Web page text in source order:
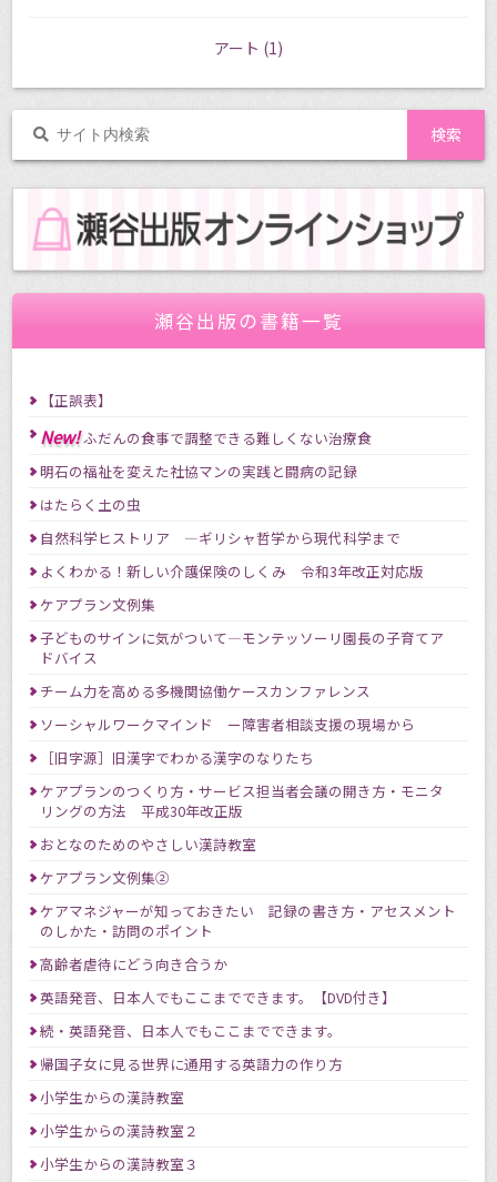
アート (1)
瀬谷出版の書籍一覧
【正誤表】
New!ふだんの食事で調整できる難しくない治療食
明石の福祉を変えた社協マンの実践と闘病の記録
はたらく土の虫
自然科学ヒストリア ―ギリシャ哲学から現代科学まで
よくわかる！新しい介護保険のしくみ 令和3年改正対応版
ケアプラン文例集
子どものサインに気がついて―モンテッソーリ園長の子育てア
ドバイス
チーム力を高める多機関協働ケースカンファレンス
ソーシャルワークマインド ー障害者相談支援の現場から
［旧字源］旧漢字でわかる漢字のなりたち
ケアプランのつくり方・サービス担当者会議の開き方・モニタ
リングの方法 平成30年改正版
おとなのためのやさしい漢詩教室
ケアプラン文例集②
ケアマネジャーが知っておきたい 記録の書き方・アセスメント
のしかた・訪問のポイント
高齢者虐待にどう向き合うか
英語発音、日本人でもここまでできます。【DVD付き】
続・英語発音、日本人でもここまでできます。
帰国子女に見る世界に通用する英語力の作り方
小学生からの漢詩教室
小学生からの漢詩教室２
小学生からの漢詩教室３